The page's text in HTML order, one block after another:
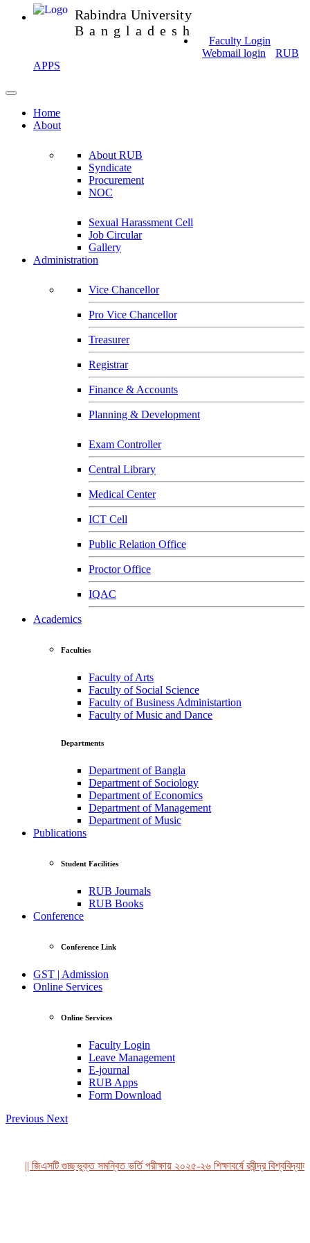
Rabindra University
Bangladesh
Faculty Login
Webmail login
RUB
APPS
Home
About
About RUB
Syndicate
Procurement
NOC
Sexual Harassment Cell
Job Circular
Gallery
Administration
Vice Chancellor
Pro Vice Chancellor
Treasurer
Registrar
Finance & Accounts
Planning & Development
Exam Controller
Central Library
Medical Center
ICT Cell
Public Relation Office
Proctor Office
IQAC
Academics
Faculties
Faculty of Arts
Faculty of Social Science
Faculty of Business Administartion
Faculty of Music and Dance
Departments
Department of Bangla
Department of Sociology
Department of Economics
Department of Management
Department of Music
Publications
Student Facilities
RUB Journals
RUB Books
Conference
Conference Link
GST | Admission
Online Services
Online Services
Faculty Login
Leave Management
E-journal
RUB Apps
Form Download
Previous Next
|| জিএসটি গুচ্ছভুক্ত সমন্বিত ভর্তি পরীক্ষায় ২০২৫-২৬ শিক্ষাবর্ষে রবীন্দ্র